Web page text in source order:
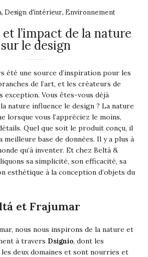
, Design d'intérieur, Environnement
et l’impact de la nature
sur le design
été une source d’inspiration pour les
de l’art, et les créateurs de
exception. Vous êtes-vous déjà
nature influence le design ? La nature
lorsque vous l’appréciez le moins,
Quel que soit le produit conçu, il
meilleure base de données. Il y a plus à
qu’à inventer. Et chez Beltá &
sa simplicité, son efficacité, sa
esthétique à la conception d’objets du
et Frajumar
nous nous inspirons de la nature et
à travers Dsignio, dont les
deux domaines et sont nourries et